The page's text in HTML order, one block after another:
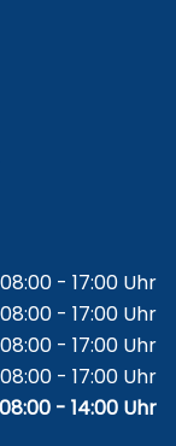
08:00 - 17:00 Uhr
08:00 - 17:00 Uhr
08:00 - 17:00 Uhr
08:00 - 17:00 Uhr
08:00 - 14:00 Uhr